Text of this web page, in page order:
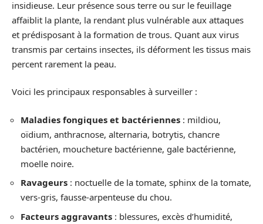
insidieuse. Leur présence sous terre ou sur le feuillage
affaiblit la plante, la rendant plus vulnérable aux attaques
et prédisposant à la formation de trous. Quant aux virus
transmis par certains insectes, ils déforment les tissus mais
percent rarement la peau.
Voici les principaux responsables à surveiller :
Maladies fongiques et bactériennes : mildiou,
oïdium, anthracnose, alternaria, botrytis, chancre
bactérien, moucheture bactérienne, gale bactérienne,
moelle noire.
Ravageurs : noctuelle de la tomate, sphinx de la tomate,
vers-gris, fausse-arpenteuse du chou.
Facteurs aggravants : blessures, excès d’humidité,